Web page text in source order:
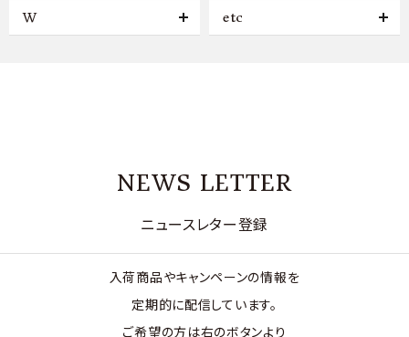
W etc
NEWS LETTER
ニュースレター登録
入荷商品やキャンペーンの情報を
定期的に配信しています。
ご希望の方は右のボタンより